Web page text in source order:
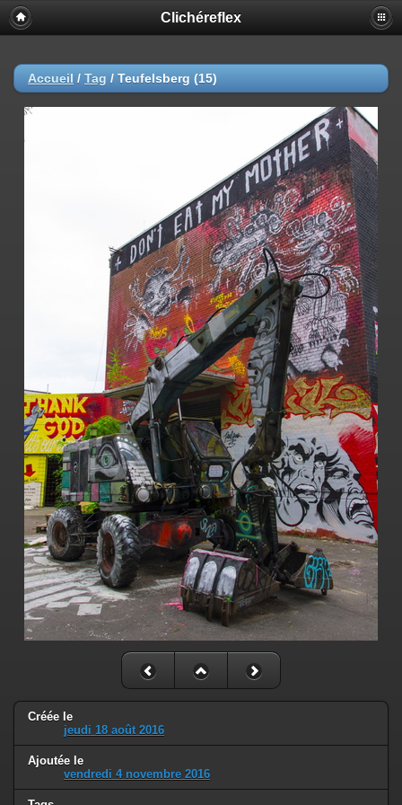
Clichéreflex
Accueil / Tag / Teufelsberg (15)
Créée le
jeudi 18 août 2016
Ajoutée le
vendredi 4 novembre 2016